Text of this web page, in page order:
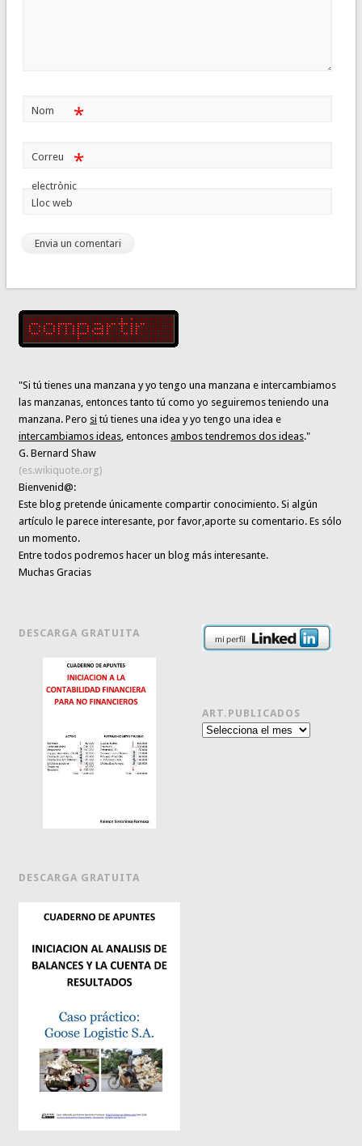
Nom *
Correu
electrònic
*
Lloc web
"Si tú tienes una manzana y yo tengo una manzana e intercambiamos
las manzanas, entonces tanto tú como yo seguiremos teniendo una
manzana. Pero si tú tienes una idea y yo tengo una idea e
intercambiamos ideas , entoncesambos tendremos dos ideas."
G. Bernard Shaw
(es.wikiquote.org)
Bienvenid@:
Este blog pretende únicamentecompartir conocimiento. Si algún
artículo le parece interesante,por favor,aporte su comentario. Es sólo
un momento.
Entre todos podremos hacer un blog más interesante.
Muchas Gracias
DESCARGA GRATUITA
DESCARGA GRATUITA
ART.PUBLICADOS
Art.publicados